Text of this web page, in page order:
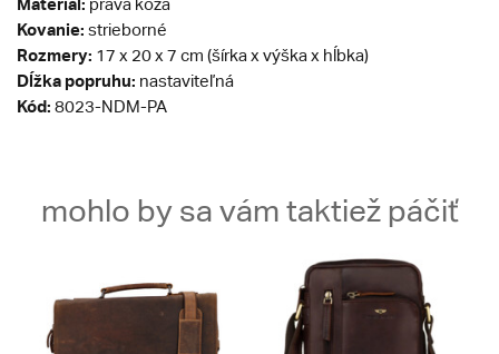
pravá koža
Kovanie: strieborné
Rozmery: 17 x 20 x 7 cm (šírka x výška x hĺbka)
Dĺžka popruhu: nastaviteľná
Kód: 8023-NDM-PA
mohlo by sa vám taktiež páčiť